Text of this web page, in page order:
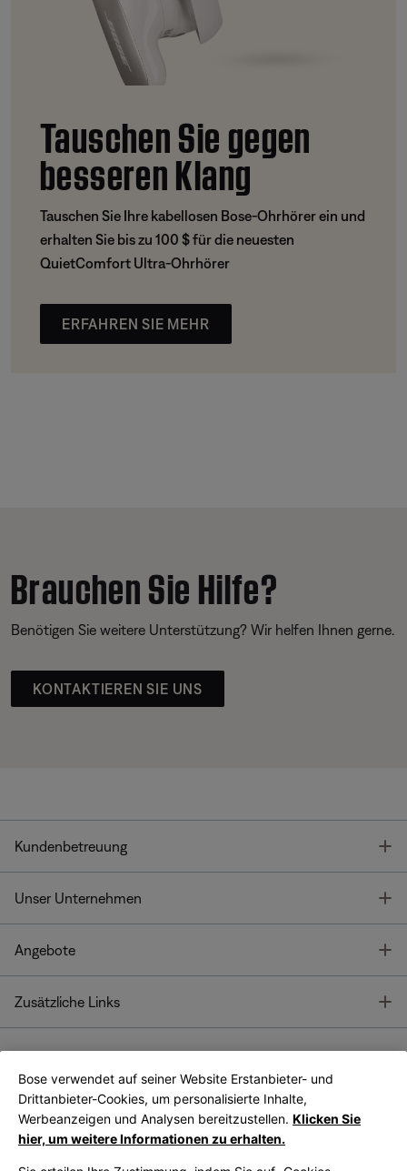
Tauschen Sie gegen
besseren Klang
Tauschen Sie Ihre kabellosen Bose-Ohrhörer ein und
erhalten Sie bis zu 100 $ für die neuesten
QuietComfort Ultra-Ohrhörer
ERFAHREN SIE MEHR
Brauchen Sie Hilfe?
Benötigen Sie weitere Unterstützung? Wir helfen Ihnen gerne.
KONTAKTIEREN SIE UNS
Kundenbetreuung
Unser Unternehmen
Angebote
Zusätzliche Links
Bose App
Bose Connect
App
Bose verwendet auf seiner Website Erstanbieter- und
Drittanbieter-Cookies, um personalisierte Inhalte,
Werbeanzeigen und Analysen bereitzustellen. Klicken Sie
hier, um weitere Informationen zu erhalten.